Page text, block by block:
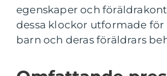
egenskaper och
dessa klockor utformade för
barn och deras föräldrars